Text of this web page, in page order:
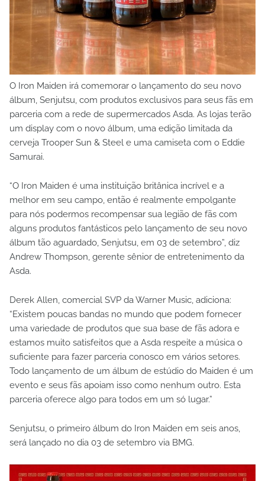
O Iron Maiden irá comemorar o lançamento do seu novo
álbum, Senjutsu, com produtos exclusivos para seus fãs em
parceria com a rede de supermercados Asda. As lojas terão
um display com o novo álbum, uma edição limitada da
cerveja Trooper Sun & Steel e uma camiseta com o Eddie
Samurai.
“O Iron Maiden é uma instituição britânica incrível e a
melhor em seu campo, então é realmente empolgante
para nós podermos recompensar sua legião de fãs com
alguns produtos fantásticos pelo lançamento de seu novo
álbum tão aguardado, Senjutsu, em 03 de setembro”, diz
Andrew Thompson, gerente sênior de entretenimento da
Asda.
Derek Allen, comercial SVP da Warner Music, adiciona:
“Existem poucas bandas no mundo que podem fornecer
uma variedade de produtos que sua base de fãs adora e
estamos muito satisfeitos que a Asda respeite a música o
suficiente para fazer parceria conosco em vários setores.
Todo lançamento de um álbum de estúdio do Maiden é um
evento e seus fãs apoiam isso como nenhum outro. Esta
parceria oferece algo para todos em um só lugar.”
Senjutsu, o primeiro álbum do Iron Maiden em seis anos,
será lançado no dia 03 de setembro via BMG.